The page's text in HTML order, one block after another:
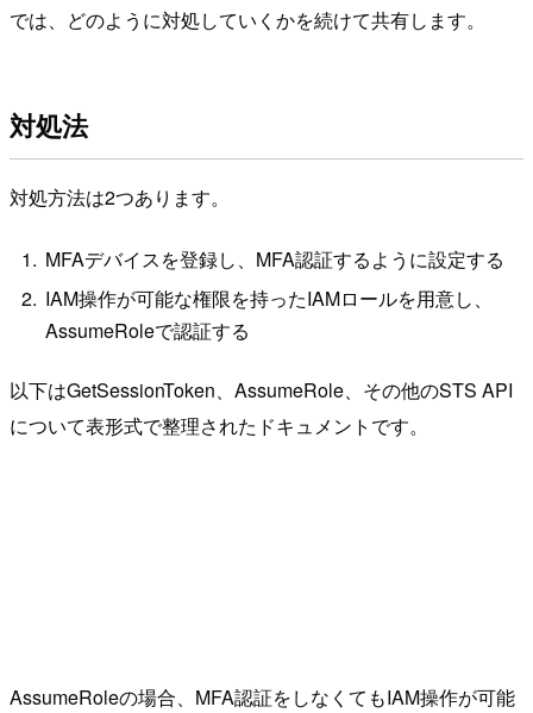
では、どのように対処していくかを続けて共有します。
対処法
対処方法は2つあります。
MFAデバイスを登録し、MFA認証するように設定する
IAM操作が可能な権限を持ったIAMロールを用意し、
AssumeRoleで認証する
以下はGetSessionToken、AssumeRole、その他のSTS API
について表形式で整理されたドキュメントです。
AssumeRoleの場合、MFA認証をしなくてもIAM操作が可能